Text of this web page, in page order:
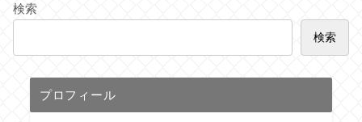
検索
検索
プロフィール